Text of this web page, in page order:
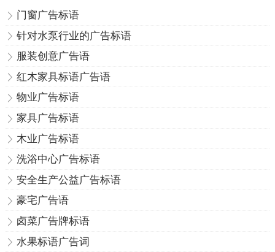
门窗广告标语
针对水泵行业的广告标语
服装创意广告语
红木家具标语广告语
物业广告标语
家具广告标语
木业广告标语
洗浴中心广告标语
安全生产公益广告标语
豪宅广告语
卤菜广告牌标语
水果标语广告词